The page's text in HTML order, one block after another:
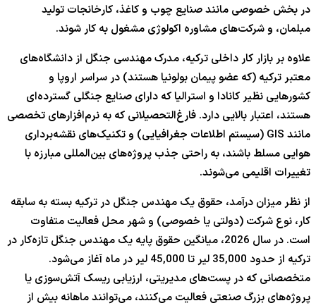
در بخش خصوصی مانند صنایع چوب و کاغذ، کارخانجات تولید
مبلمان، و شرکت‌های مشاوره اکولوژی مشغول به کار شوند.
علاوه بر بازار کار داخلی ترکیه، مدرک مهندسی جنگل از دانشگاه‌های
معتبر ترکیه (که عضو پیمان بولونیا هستند) در سراسر اروپا و
کشورهایی نظیر کانادا و استرالیا که دارای صنایع جنگلی گسترده‌ای
هستند، اعتبار بالایی دارد. فارغ‌التحصیلانی که به نرم‌افزارهای تخصصی
مانند GIS (سیستم اطلاعات جغرافیایی) و تکنیک‌های نقشه‌برداری
هوایی مسلط باشند، به راحتی جذب پروژه‌های بین‌المللی مبارزه با
تغییرات اقلیمی می‌شوند.
از نظر میزان درآمد، حقوق یک مهندس جنگل در ترکیه بسته به سابقه
کار، نوع شرکت (دولتی یا خصوصی) و شهر محل فعالیت متفاوت
است. در سال 2026، میانگین حقوق پایه یک مهندس جنگل تازه‌کار در
ترکیه از حدود 35,000 لیر تا 45,000 لیر در ماه آغاز می‌شود.
متخصصانی که در پست‌های مدیریتی، ارزیابی ریسک آتش‌سوزی یا
پروژه‌های بزرگ صنعتی فعالیت می‌کنند، می‌توانند ماهانه بیش از